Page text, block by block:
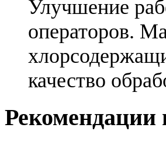
Улучшение
операторов.
качество